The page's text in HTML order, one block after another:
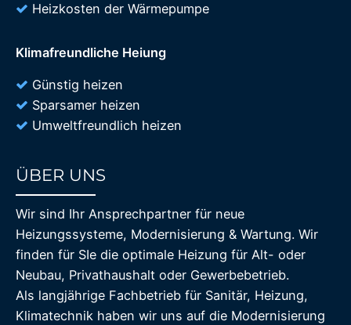
Heizkosten der Wärmepumpe
Klimafreundliche Heiung
Günstig heizen
Sparsamer heizen
Umweltfreundlich heizen
ÜBER UNS
Wir sind Ihr Ansprechpartner für neue
Heizungssysteme, Modernisierung & Wartung. Wir
finden für SIe die optimale Heizung für Alt- oder
Neubau, Privathaushalt oder Gewerbebetrieb.
Als langjährige Fachbetrieb für Sanitär, Heizung,
Klimatechnik haben wir uns auf die Modernisierung